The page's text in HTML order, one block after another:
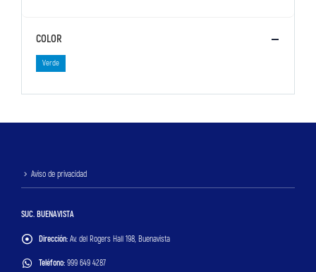
COLOR
Verde
Aviso de privacidad
SUC. BUENAVISTA
Dirección: Av. del Rogers Hall 198, Buenavista
Teléfono: 999 649 4287